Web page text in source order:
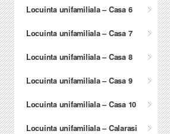
Locuinta unifamiliala – Casa 6
Locuinta unifamiliala – Casa 7
Locuinta unifamiliala – Casa 8
Locuinta unifamiliala – Casa 9
Locuinta unifamiliala – Casa 10
Locuinta unifamiliala – Calarasi